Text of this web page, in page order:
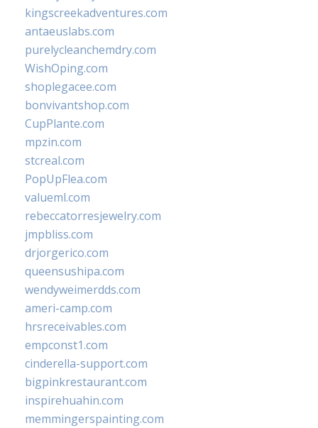
kingscreekadventures.com
antaeuslabs.com
purelycleanchemdry.com
WishOping.com
shoplegacee.com
bonvivantshop.com
CupPlante.com
mpzin.com
stcreal.com
PopUpFlea.com
valueml.com
rebeccatorresjewelry.com
jmpbliss.com
drjorgerico.com
queensushipa.com
wendyweimerdds.com
ameri-camp.com
hrsreceivables.com
empconst1.com
cinderella-support.com
bigpinkrestaurant.com
inspirehuahin.com
memmingerspainting.com